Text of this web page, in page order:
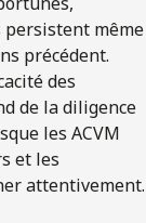
même
précédent.
des
de la diligence
les ACVM
et les
attentivement.